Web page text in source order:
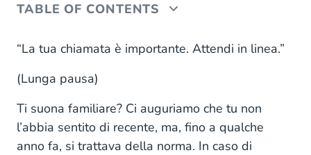
TABLE OF CONTENTS
Cos’è il marketing conversazionale?
Il problema dell’esperienza del cliente digitale
tradizionale
In che modo il marketing conversazionale
trasforma l’esperienza del cliente
“La tua chiamata è importante. Attendi in linea.”
(Lunga pausa)
Ti suona familiare? Ci auguriamo che tu non
l’abbia sentito di recente, ma, fino a qualche
anno fa, si trattava della norma. In caso di